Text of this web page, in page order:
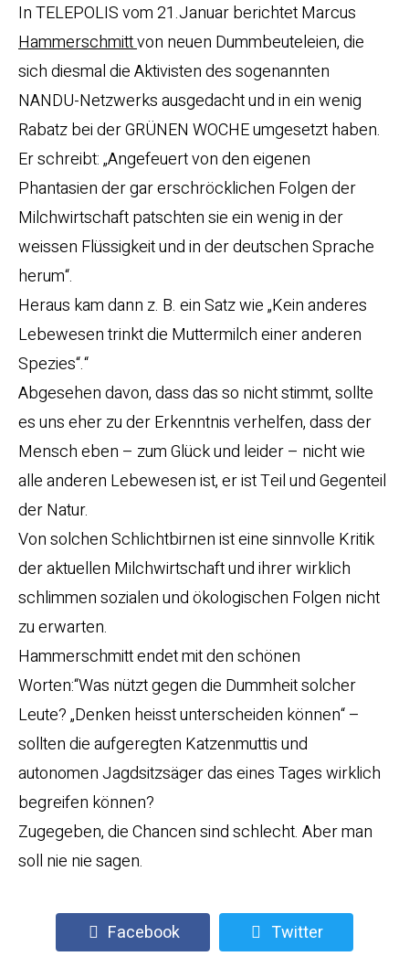
In TELEPOLIS vom 21.Januar berichtet Marcus
Hammerschmittvon neuen Dummbeuteleien, die
sich diesmal die Aktivisten des sogenannten
NANDU-Netzwerks ausgedacht und in ein wenig
Rabatz bei der GRÜNEN WOCHE umgesetzt haben.
Er schreibt: „Angefeuert von den eigenen
Phantasien der gar erschröcklichen Folgen der
Milchwirtschaft patschten sie ein wenig in der
weissen Flüssigkeit und in der deutschen Sprache
herum“.
Heraus kam dann z. B. ein Satz wie „Kein anderes
Lebewesen trinkt die Muttermilch einer anderen
Spezies“.“
Abgesehen davon, dass das so nicht stimmt, sollte
es uns eher zu der Erkenntnis verhelfen, dass der
Mensch eben – zum Glück und leider – nicht wie
alle anderen Lebewesen ist, er ist Teil und Gegenteil
der Natur.
Von solchen Schlichtbirnen ist eine sinnvolle Kritik
der aktuellen Milchwirtschaft und ihrer wirklich
schlimmen sozialen und ökologischen Folgen nicht
zu erwarten.
Hammerschmitt endet mit den schönen
Worten:“Was nützt gegen die Dummheit solcher
Leute? „Denken heisst unterscheiden können“ –
sollten die aufgeregten Katzenmuttis und
autonomen Jagdsitzsäger das eines Tages wirklich
begreifen können?
Zugegeben, die Chancen sind schlecht. Aber man
soll nie nie sagen.
Facebook Twitter